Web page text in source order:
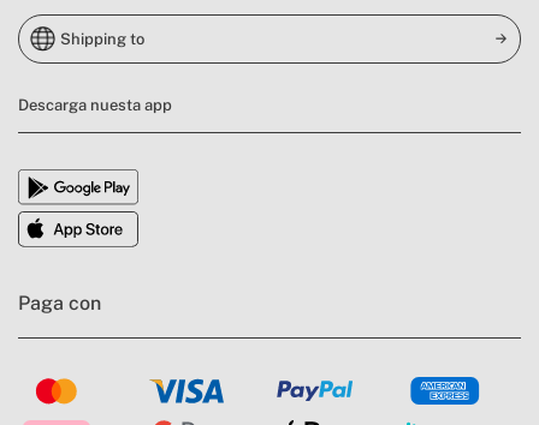
Shipping to
Descarga nuesta app
Paga con